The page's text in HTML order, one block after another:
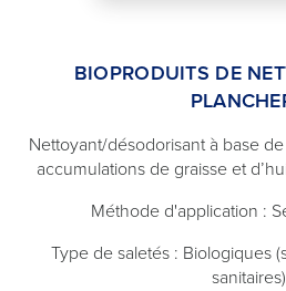
BIOPRODUITS DE
Nettoyant/désodorisant à base
accumulations de graisse et
Méthode d'application :
Type de saletés : Biologiques
sanitaires)